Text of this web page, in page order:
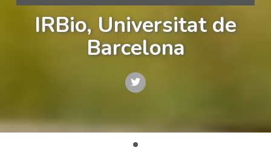
IRBio, Universitat de
Barcelona